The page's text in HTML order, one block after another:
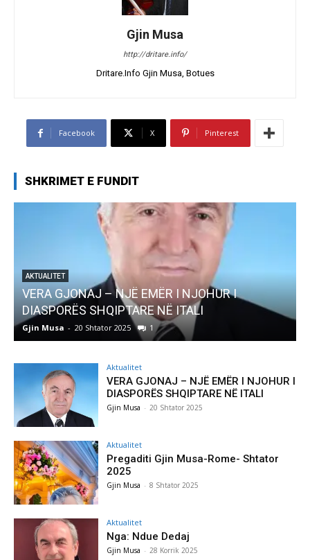
Gjin Musa
http://dritare.info/
Dritare.Info Gjin Musa, Botues
Facebook X Pinterest
SHKRIMET E FUNDIT
AKTUALITET
Pregaditi Gjin Musa-Rome- Shtator 2025
Gjin Musa 8 Shtator 2025 0
Aktualitet
VERA GJONAJ – NJË EMËR I NJOHUR I
DIASPORËS SHQIPTARE NË ITALI
Gjin Musa - 20 Shtator 2025
Aktualitet
Pregaditi Gjin Musa-Rome- Shtator
2025
Gjin Musa - 8 Shtator 2025
Aktualitet
Nga: Ndue Dedaj
Gjin Musa - 28 Korrik 2025